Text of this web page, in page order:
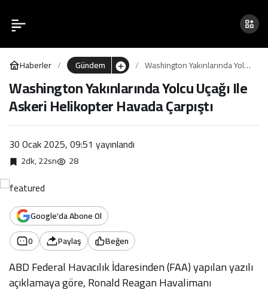
Haberler Gündem
Washington Yakınlarında Yolcu
Uçağı Ile Askeri Helikopter
Havada Çarpıştı
Washington Yakınlarında Yolcu Uçağı Ile
Askeri Helikopter Havada Çarpıştı
30 Ocak 2025, 09:51 yayınlandı
2dk, 22sn 28
Google'da Abone Ol
0
Paylaş Beğen
ABD Federal Havacılık İdaresinden (FAA) yapılan yazılı
açıklamaya göre, Ronald Reagan Havalimanı
Washington Yakınlarında
Yolcu Uçağı Ile Askeri
Helikopter Havada Çarpıştı
0